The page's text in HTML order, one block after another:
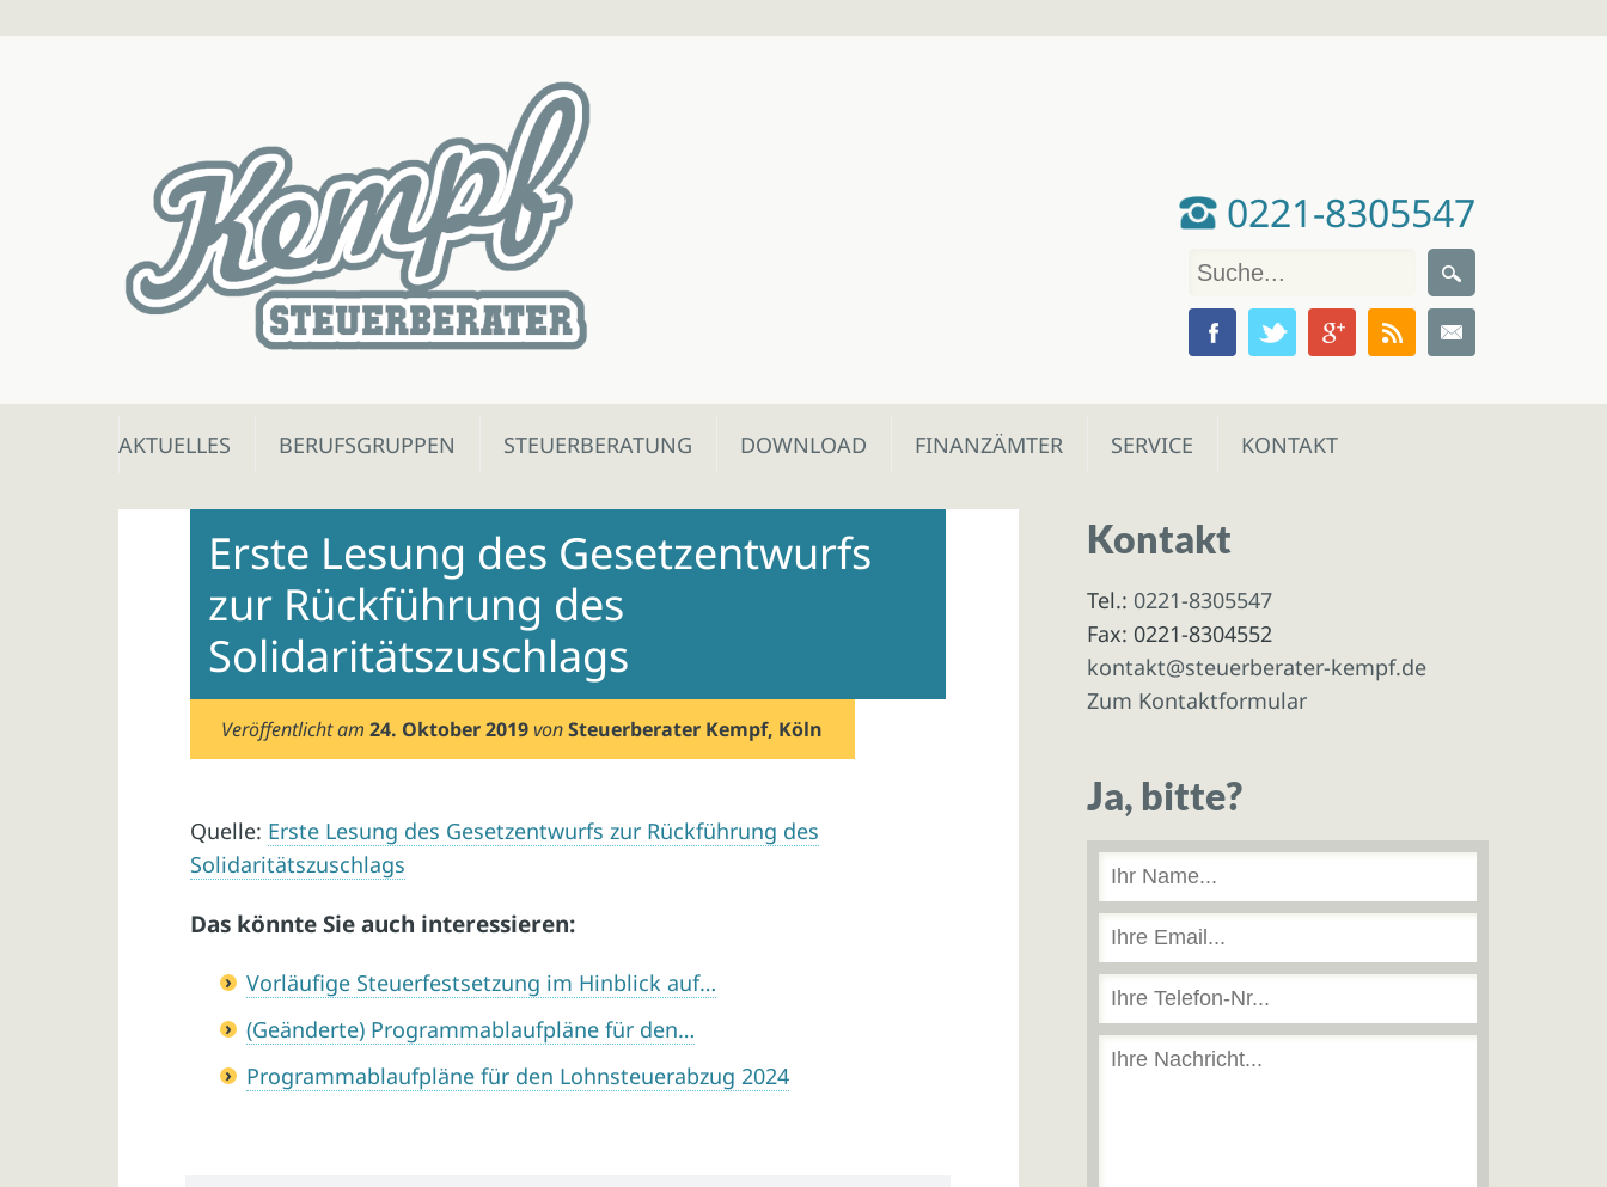
0221-8305547
Skip
AKTUELLES BERUFSGRUPPEN STEUERBERATUNG DOWNLOAD FINANZÄMTER SERVICE KONTAKT
Erste Lesung des Gesetzentwurfs
zur Rückführung des
Solidaritätszuschlags
Veröffentlicht am24. Oktober 2019 vonSteuerberater Kempf, Köln
Quelle: Erste Lesung des Gesetzentwurfs zur Rückführung des
Solidaritätszuschlags
Das könnte Sie auch interessieren:
Vorläufige Steuerfestsetzung im Hinblick auf…
(Geänderte) Programmablaufpläne für den…
Programmablaufpläne für den Lohnsteuerabzug 2024
Kontakt
Tel.: 0221-8305547
Fax: 0221-8304552
kontakt@steuerberater-kempf.de
Zum Kontaktformular
Ja, bitte?